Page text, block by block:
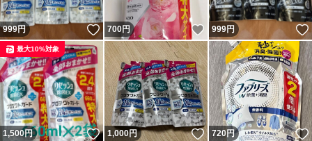
999円 いいね！
700円 いいね！
999円
1,500円 いいね！
最大10%対象
1,000円 いいね！
720円